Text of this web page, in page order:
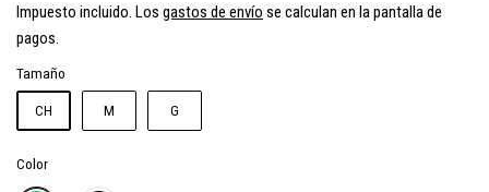
Impuesto incluido. Los gastos de envío se calculan en la pantalla de
pagos.
Tamaño
CH M G
Color